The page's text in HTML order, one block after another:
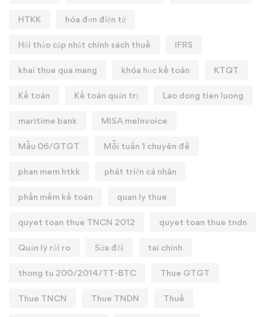
HTKK hóa đơn điện tử
Hội thảo cập nhật chính sách thuế IFRS
khai thue qua mang khóa học kế toán KTQT
Kế toán Kế toán quản trị Lao dong tien luong
maritime bank MISA meInvoice
Mẫu 06/GTGT Mỗi tuần 1 chuyên đề
phan mem htkk phát triển cá nhân
phần mềm kế toán quan ly thue
quyet toan thue TNCN 2012 quyet toan thue tndn
Quản lý rủi ro Sửa đổi tai chinh
thong tu 200/2014/TT-BTC Thue GTGT
Thue TNCN Thue TNDN Thuế